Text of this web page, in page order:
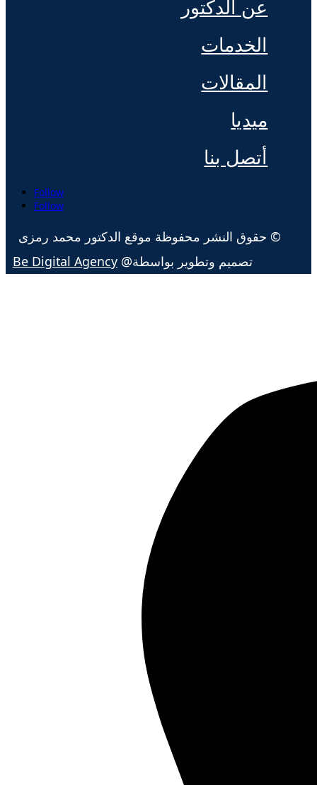
عن الدكتور
الخدمات
المقالات
ميديا
أتصل بنا
Follow
Follow
© حقوق النشر محفوظة موقع الدكتور محمد رمزى
تصميم وتطوير بواسطة@Be Digital Agency